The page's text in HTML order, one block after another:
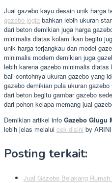
Jual gazebo kayu desain unik harga
gazebo jogja bahkan lebih ukuran
dari beton demikian juga harga
minimalis diatas kolam ikan begitu
unik harga terjangkau dan model
minimalis modern demikian juga
lebih karena gazebo minimalis
bali contohnya ukuran gazebo yang
gazebo demikian pula ukuran
dari beton begitu gambar gazebo
dari pohon kelapa memang jual
Demikian artikel info Gazebo Glugu
lebih jelas melalui cek disini by
Posting terkait:
Jual Gazebo Belakang Rumah